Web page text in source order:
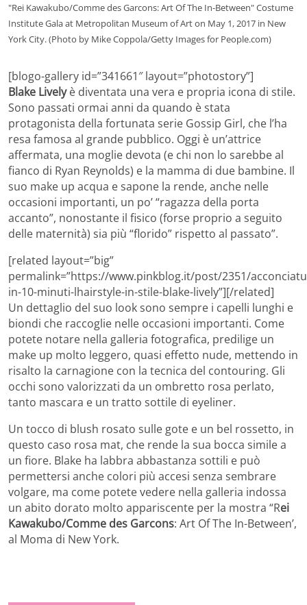
"Rei Kawakubo/Comme des Garcons: Art Of The In-Between" Costume
Institute Gala at Metropolitan Museum of Art on May 1, 2017 in New
York City. (Photo by Mike Coppola/Getty Images for People.com)
[blogo-gallery id=”341661″ layout=”photostory”]
Blake Livelyè diventata una vera e propria icona di stile.
Sono passati ormai anni da quando è stata
protagonista della fortunata serie Gossip Girl, che l’ha
resa famosa al grande pubblico. Oggi è un’attrice
affermata, una moglie devota (e chi non lo sarebbe al
fianco di Ryan Reynolds) e la mamma di due bambine. Il
suo make up acqua e sapone la rende, anche nelle
occasioni importanti, un po’ “ragazza della porta
accanto”, nonostante il fisico (forse proprio a seguito
delle maternità) sia più “florido” rispetto al passato”.
[related layout=”big”
permalink=”https://www.pinkblog.it/post/2351/
in-10-minuti-lhairstyle-in-stile-blake-lively”][/related]
Un dettaglio del suo look sono sempre i capelli lunghi e
biondi che raccoglie nelle occasioni importanti. Come
potete notare nella galleria fotografica, predilige un
make up molto leggero, quasi effetto nude, mettendo in
risalto la carnagione con la tecnica del contouring. Gli
occhi sono valorizzati da un ombretto rosa perlato,
tanto mascara e un tratto sottile di eyeliner.
Un tocco di blush rosato sulle gote e un bel rossetto, in
questo caso rosa mat, che rende la sua bocca simile a
un fiore. Blake ha labbra abbastanza sottili e può
permettersi anche colori più accesi senza sembrare
volgare, ma come potete vedere nella galleria indossa
un abito dorato molto appariscente per la mostra “Rei
Kawakubo/Comme des Garcons: Art Of The In-Between’,
al Moma di New York.